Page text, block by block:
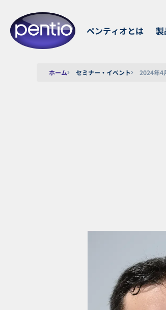
ペンティオとは 製
ホーム セミナー・イベント 2024年4